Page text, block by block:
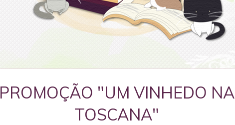
PROMOÇÃO "UM VINHEDO NA
TOSCANA"